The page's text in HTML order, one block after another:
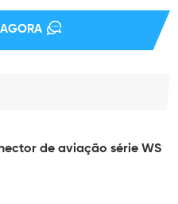
AGORA
de aviação série WS